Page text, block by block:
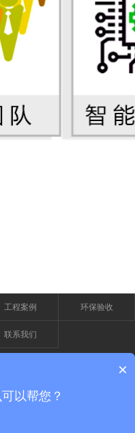
工程案例 环保验收
联系我们
×
以帮您？